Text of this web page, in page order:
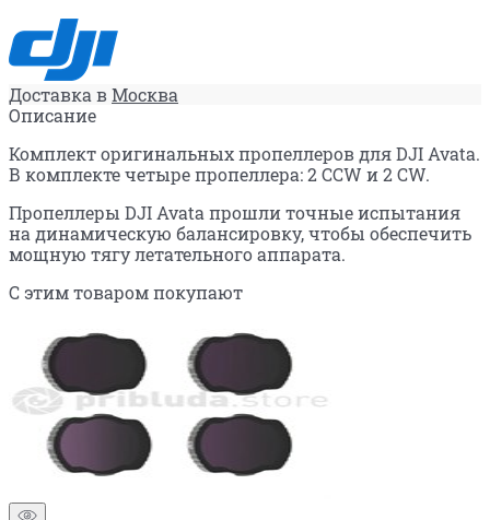
Доставка вМосква
Описание
Комплект оригинальных пропеллеров для DJI Avata.
В комплекте четыре пропеллера: 2 CCW и 2 CW.
Пропеллеры DJI Avata прошли точные испытания
на динамическую балансировку, чтобы обеспечить
мощную тягу летательного аппарата.
С этим товаром покупают